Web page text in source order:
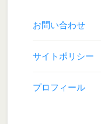
お問い合わせ
サイトポリシー
プロフィール